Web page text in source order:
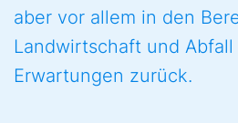
aber vor allem in den
Landwirtschaft und
Erwartungen zurück.